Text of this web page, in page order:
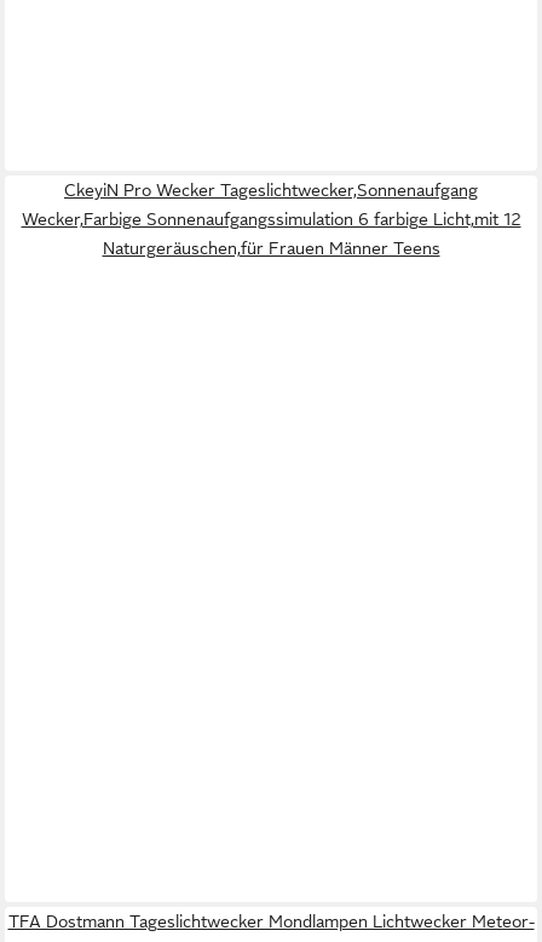
CkeyiN Pro Wecker Tageslichtwecker,Sonnenaufgang
Wecker,Farbige Sonnenaufgangssimulation 6 farbige Licht,mit 12
Naturgeräuschen,für Frauen Männer Teens
TFA Dostmann Tageslichtwecker Mondlampen Lichtwecker Meteor-